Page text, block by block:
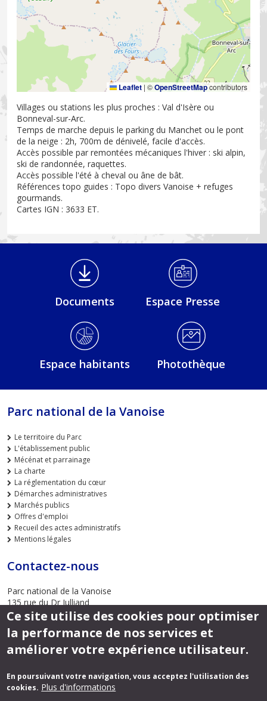
Leaflet | ©OpenStreetMapcontributors
Villages ou stations les plus proches : Val d'Isère ou
Bonneval-sur-Arc.
Temps de marche depuis le parking du Manchet ou le pont
de la neige : 2h, 700m de dénivelé, facile d'accès.
Accès possible par remontées mécaniques l'hiver : ski alpin,
ski de randonnée, raquettes.
Accès possible l'été à cheval ou âne de bât.
Références topo guides : Topo divers Vanoise + refuges
gourmands.
Cartes IGN : 3633 ET.
Médiathèque Footer
Documents Espace Presse
Espace habitants Photothèque
Parc national de la Vanoise
Le territoire du Parc
L'établissement public
Mécénat et parrainage
La charte
La réglementation du cœur
Démarches administratives
Marchés publics
Offres d'emploi
Recueil des actes administratifs
Mentions légales
Contactez-nous
Parc national de la Vanoise
135 rue du Dr Julliand
73000 CHAMBERY
Envoyer un email
Suivez-nous
Ce site utilise des cookies pour optimiser
la performance de nos services et
améliorer votre expérience utilisateur.
En poursuivant votre navigation, vous acceptez l'utilisation des
cookies. Plus d'informations